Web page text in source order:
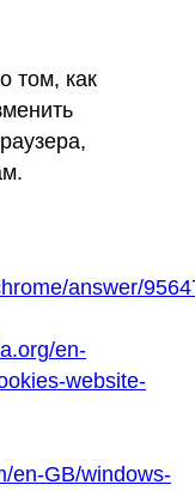
том, как
answer/
en-
website-
en-GB/windows-